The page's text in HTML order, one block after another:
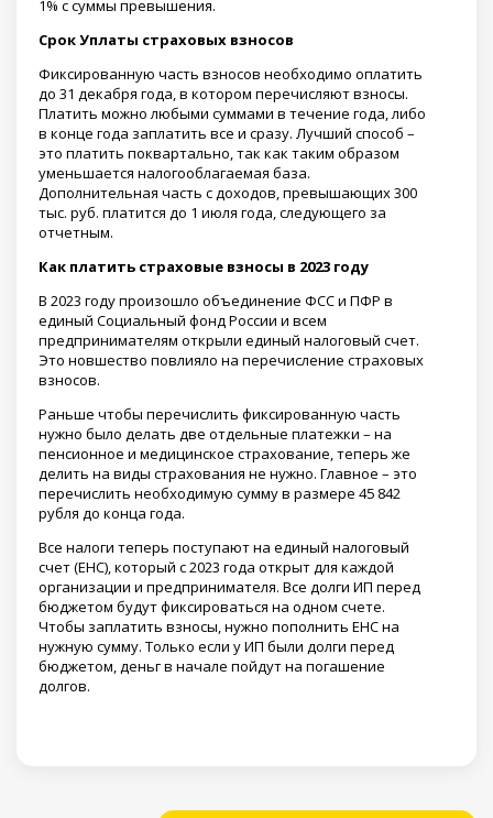
1% с суммы превышения.
Срок Уплаты страховых взносов
Фиксированную часть взносов необходимо оплатить
до 31 декабря года, в котором перечисляют взносы.
Платить можно любыми суммами в течение года, либо
в конце года заплатить все и сразу. Лучший способ –
это платить поквартально, так как таким образом
уменьшается налогооблагаемая база.
Дополнительная часть с доходов, превышающих 300
тыс. руб. платится до 1 июля года, следующего за
отчетным.
Как платить страховые взносы в 2023 году
В 2023 году произошло объединение ФСС и ПФР в
единый Социальный фонд России и всем
предпринимателям открыли единый налоговый счет.
Это новшество повлияло на перечисление страховых
взносов.
Раньше чтобы перечислить фиксированную часть
нужно было делать две отдельные платежки – на
пенсионное и медицинское страхование, теперь же
делить на виды страхования не нужно. Главное – это
перечислить необходимую сумму в размере 45 842
рубля до конца года.
Все налоги теперь поступают на единый налоговый
счет (ЕНС), который с 2023 года открыт для каждой
организации и предпринимателя. Все долги ИП перед
бюджетом будут фиксироваться на одном счете.
Чтобы заплатить взносы, нужно пополнить ЕНС на
нужную сумму. Только если у ИП были долги перед
бюджетом, деньг в начале пойдут на погашение
долгов.